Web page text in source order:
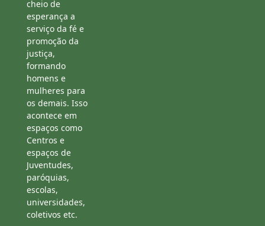
cheio de
esperança a
serviço da fé e
promoção da
justiça,
formando
homens e
mulheres para
os demais. Isso
acontece em
espaços como
Centros e
espaços de
Juventudes,
paróquias,
escolas,
universidades,
coletivos etc.